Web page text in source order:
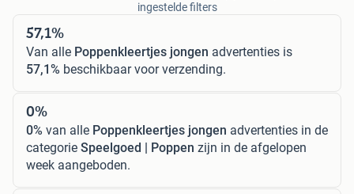
ingestelde filters
57,1%
Van alle Poppenkleertjes jongen advertenties is
57,1% beschikbaar voor verzending.
0%
0% van alle Poppenkleertjes jongen advertenties in de
categorie Speelgoed | Poppen zijn in de afgelopen
week aangeboden.